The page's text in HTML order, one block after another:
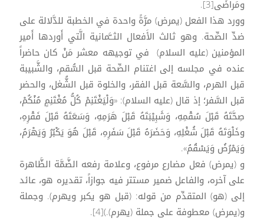
ومَراضَى[3].
وورد هذا الفعل (يمرض) مرَّةً واحدة في الخطبة للدَّلالة على
ضدِّ الصِّحة. وهو ثالث الأَفعال الثــَّمانية الَّتي أَوردها أَمير
المؤمنين (عليه السلام) في توجيهه معشر مَنْ كان حاضراً
عنده في مجلسه إلى اغتنام الصِّحة قبل السُّقم، والشَّبيبة
قبل الهرم، والسَّعة قبل الفقر، والخلوة قبل الشُّغل، والحضر
قبل السَّفر؛ إذ قال (عليه السلام): «وَلْيَغْتَنِمْ كُلُّ مُغْتَنِمٍ مُنْكُمْ،
صِحَّتَهُ قَبْلَ سُقْمِهِ، وَشَبِيْبَتَهُ قَبْلَ هَرَمِهِ، وَسَعَتَهُ قَبْلَ فَقْرِهِ،
وخَلْوَتَهُ قَبْلَ شُغْلِهِ، وَحَضَرَهُ قَبْلَ سَفَرِهِ، قَبْلَ هُوَ يَكْبُرُ وَيَهْرَمُ،
وَيَمْرُضُ وَيَسْقُمُ».
و (يمرض) فعل مضارع مرفوع، وعلامة رفعه الضَّمَّة الظَّاهرة
على آخره، والفاعل ضمير مستتر فيه جوازاً، تقديره هو، عائد
إلى (هو) المتقدِّم من قوله: (قبل هو يكبر ويهرم). وجملة
و(يمرض) معطوفة على جملة (يهرم).)[4].